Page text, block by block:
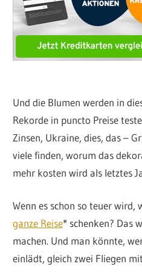
Und die Blumen werden in
Rekorde in puncto Preise
Zinsen, Ukraine, dies, das –
viele finden, worum das
mehr kosten wird als letztes
Wenn es schon so teuer
ganze Reise* schenken? Das
machen. Und man könnte,
einlädt, gleich zwei Fliegen